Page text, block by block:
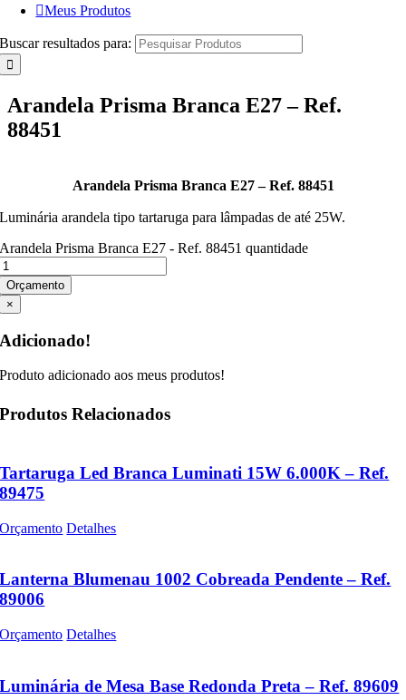
Meus Produtos
Buscar resultados para:
Arandela Prisma Branca E27 – Ref.
88451
Arandela Prisma Branca E27 – Ref. 88451
Luminária arandela tipo tartaruga para lâmpadas de até 25W.
Arandela Prisma Branca E27 - Ref. 88451 quantidade
Orçamento
×
Adicionado!
Produto adicionado aos meus produtos!
Produtos Relacionados
Tartaruga Led Branca Luminati 15W 6.000K – Ref.
89475
Orçamento Detalhes
Lanterna Blumenau 1002 Cobreada Pendente – Ref.
89006
Orçamento Detalhes
Luminária de Mesa Base Redonda Preta – Ref. 89609